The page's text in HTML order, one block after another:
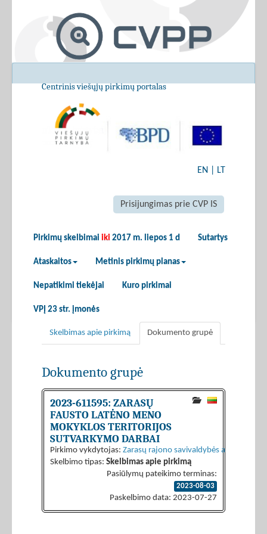
Centrinis viešųjų pirkimų portalas
EN LT
Prisijungimas prie CVP IS
Pirkimų skelbimai iki 2017 m. liepos 1 d Sutartys
Ataskaitos Metinis pirkimų planas
Nepatikimi tiekėjai Kuro pirkimai
VPĮ 23 str. įmonės
Skelbimas apie pirkimą Dokumento grupė
Dokumento grupė
2023-611595: ZARASŲ
FAUSTO LATĖNO MENO
MOKYKLOS TERITORIJOS
SUTVARKYMO DARBAI
Pirkimo vykdytojas: Zarasų rajono savivaldybės
Skelbimo tipas: Skelbimas apie pirkimą
Pasiūlymų pateikimo terminas:
2023-08-03
Paskelbimo data: 2023-07-27